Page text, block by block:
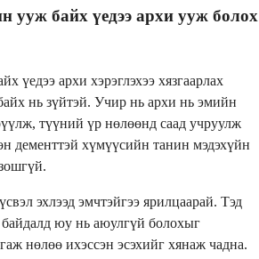
ууж байх үедээ архи ууж болох
үедээ архи хэрэглэхээ хязгаарлах
нь зүйтэй. Учир нь архи нь эмийн
түүний үр нөлөөнд саад учруулж
дементтэй хүмүүсийн танин мэдэхүйн
эхлээд эмчтэйгээ ярилцаарай. Тэд
юу нь аюулгүй болохыг
нөлөө ихэссэн эсэхийг хянаж чадна.